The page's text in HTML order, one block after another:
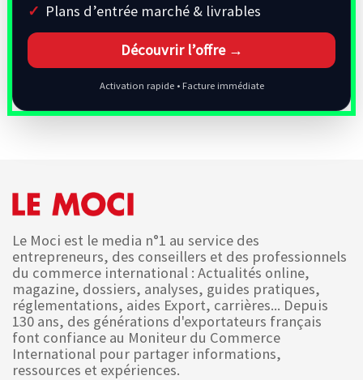
Plans d’entrée marché & livrables
Découvrir l’offre →
Activation rapide • Facture immédiate
Le Moci est le media n°1 au service des
entrepreneurs, des conseillers et des professionnels
du commerce international : Actualités online,
magazine, dossiers, analyses, guides pratiques,
réglementations, aides Export, carrières... Depuis
130 ans, des générations d'exportateurs français
font confiance au Moniteur du Commerce
International pour partager informations,
ressources et expériences.